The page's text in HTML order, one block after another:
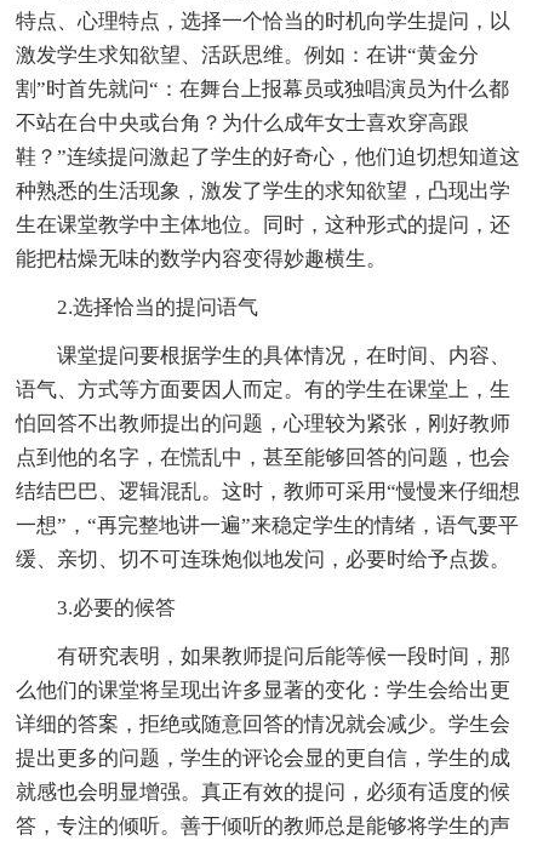
特点、心理特点，选择一个恰当的时机向学生提问，以
激发学生求知欲望、活跃思维。例如：在讲“黄金分
割”时首先就问“：在舞台上报幕员或独唱演员为什么都
不站在台中央或台角？为什么成年女士喜欢穿高跟
鞋？”连续提问激起了学生的好奇心，他们迫切想知道这
种熟悉的生活现象，激发了学生的求知欲望，凸现出学
生在课堂教学中主体地位。同时，这种形式的提问，还
能把枯燥无味的数学内容变得妙趣横生。
2.选择恰当的提问语气
课堂提问要根据学生的具体情况，在时间、内容、
语气、方式等方面要因人而定。有的学生在课堂上，生
怕回答不出教师提出的问题，心理较为紧张，刚好教师
点到他的名字，在慌乱中，甚至能够回答的问题，也会
结结巴巴、逻辑混乱。这时，教师可采用“慢慢来仔细想
一想”，“再完整地讲一遍”来稳定学生的情绪，语气要平
缓、亲切、切不可连珠炮似地发问，必要时给予点拨。
3.必要的候答
有研究表明，如果教师提问后能等候一段时间，那
么他们的课堂将呈现出许多显著的变化：学生会给出更
详细的答案，拒绝或随意回答的情况就会减少。学生会
提出更多的问题，学生的评论会显的更自信，学生的成
就感也会明显增强。真正有效的提问，必须有适度的候
答，专注的倾听。善于倾听的教师总是能够将学生的声